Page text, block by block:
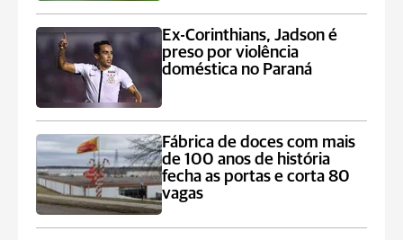
Ex-Corinthians, Jadson é
preso por violência
doméstica no Paraná
Fábrica de doces com mais
de 100 anos de história
fecha as portas e corta 80
vagas